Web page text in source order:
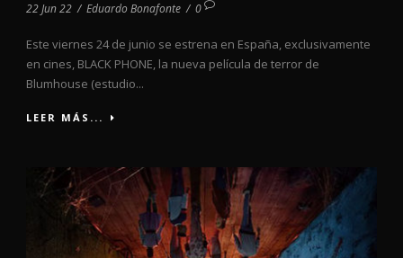
22 Jun 22 / Eduardo Bonafonte / 0
Este viernes 24 de junio se estrena en España, exclusivamente
en cines, BLACK PHONE, la nueva película de terror de
Blumhouse (estudio...
LEER MÁS...